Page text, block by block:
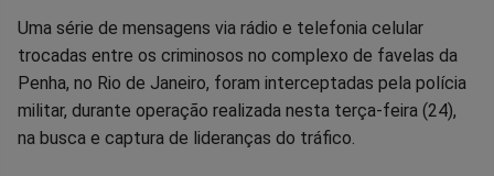
Compartilhar
no
Facebook
Compartilhar
no
Whatsapp
Compartilhar
no
Twitter
Compartilhar
no
Messenger
Compartilhar
no
Telegram
no
Uma série de mensagens via rádio e telefonia celular
trocadas entre os criminosos no complexo de favelas da
Penha, no Rio de Janeiro, foram interceptadas pela polícia
militar, durante operação realizada nesta terça-feira (24),
na busca e captura de lideranças do tráfico.